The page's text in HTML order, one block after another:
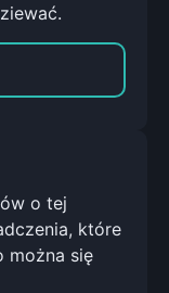
o tej
które
można się